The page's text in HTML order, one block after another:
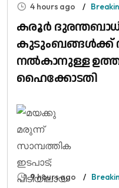
4 hours ago
കരൂർ
കുടുംബങ്ങൾക്ക്
നൽകാനുള്ള
ഹൈക്കോടതി
9 hours ago